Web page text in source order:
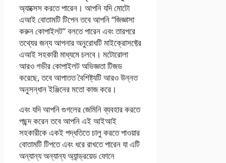
অ্যাক্সেস করতে পারেন। আপনি যদি মোটো
এআই বোতামটি টিপেন তবে আপনি “জিজ্ঞাসা
করুন কোপাইলট” বলতে পারেন এবং তারপরে
তথ্যের জন্য আপনার অনুরোধটি মাইক্রোসফ্টের
এআই সহকারী মাধ্যমে চলবে। মটোরোলা
আরও গভীর কোপাইলট অভিজ্ঞতা টিজড
করেছে, তবে আপাতত বৈশিষ্ট্যটি আরও উন্নত
অনুসন্ধান ইঞ্জিনের মতো কাজ করে।
এবং যদি আপনি গুগলের জেমিনি ব্যবহার করতে
পছন্দ করেন তবে আপনি এই আইআই
সহকারীকে একই পদ্ধতিতে চালু করতে পাওয়ার
বোতামটি টিপতে এবং ধরে রাখতে পারেন যা এটি
অন্যান্য অন্যান্য অ্যান্ড্রয়েড ফোনে